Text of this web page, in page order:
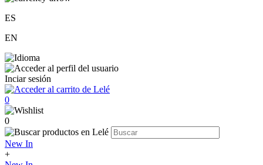
ES
EN
Inciar sesión
0
0
New In
+